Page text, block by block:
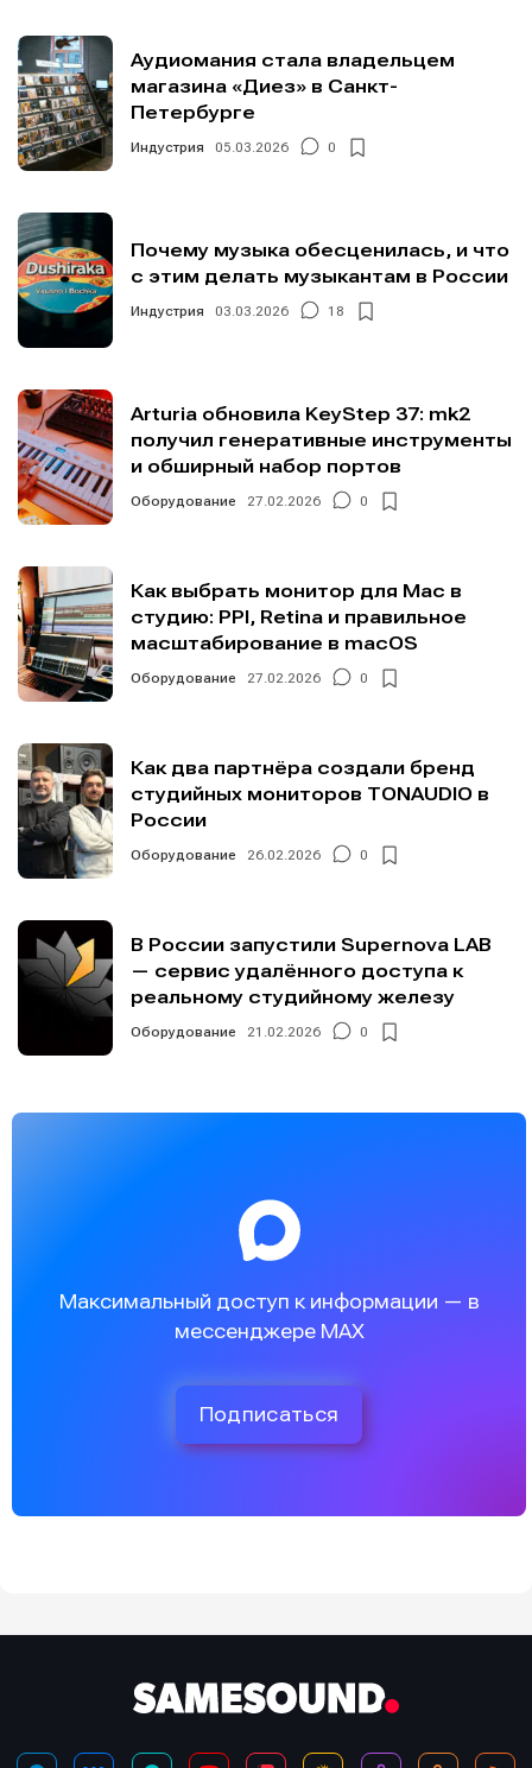
Аудиомания стала владельцем
магазина «Диез» в Санкт-
Петербурге
Индустрия 05.03.2026 0
Почему музыка обесценилась, и что
с этим делать музыкантам в России
Индустрия 03.03.2026 18
Arturia обновила KeyStep 37: mk2
получил генеративные инструменты
и обширный набор портов
Оборудование 27.02.2026 0
Как выбрать монитор для Mac в
студию: PPI, Retina и правильное
масштабирование в macOS
Оборудование 27.02.2026 0
Как два партнёра создали бренд
студийных мониторов TONAUDIO в
России
Оборудование 26.02.2026 0
В России запустили Supernova LAB
— сервис удалённого доступа к
реальному студийному железу
Оборудование 21.02.2026 0
Максимальный доступ к информации — в
мессенджере MAX
Подписаться